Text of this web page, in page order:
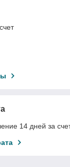
14 дней за